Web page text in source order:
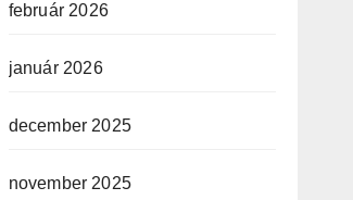
február 2026
január 2026
december 2025
november 2025